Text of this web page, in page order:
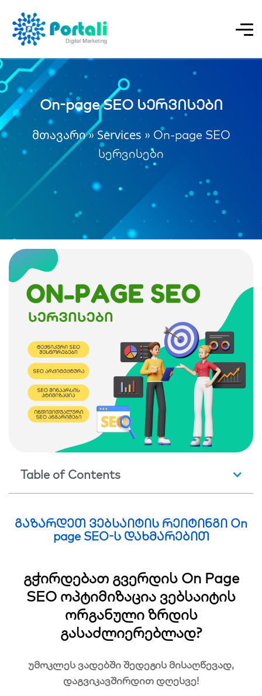
On-page SEO სერვისები
მთავარი»Services » On-page SEO
სერვისები
Table of Contents
გაზარდეთ ვებსაიტის რეიტინგი On
page SEO-ს დახმარებით
გჭირდებათ გვერდის On Page
SEO ოპტიმიზაცია ვებსაიტის
ორგანული ზრდის
გასაძლიერებლად?
უმოკლეს ვადებში შედეგის მისაღწევად,
დაგვიკავშირდით დღესვე!